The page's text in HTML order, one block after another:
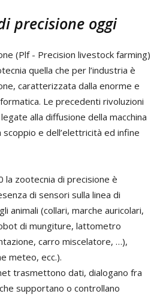
precisione oggi
(Plf - Precision livestock farming)
quella che per l’industria è
caratterizzata dalla enorme e
Le precedenti rivoluzioni
alla diffusione della macchina
e dell’elettricità ed infine
la zootecnia di precisione è
di sensori sulla linea di
animali (collari, marche auricolari,
di mungiture, lattometro
carro miscelatore, …),
meteo, ecc.).
trasmettono dati, dialogano fra
supportano o controllano